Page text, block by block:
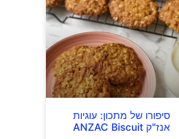
סיפורו של מתכון: עוגיות
אנז"ק ANZAC Biscuit